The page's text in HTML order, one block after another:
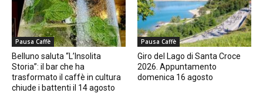
Pausa Caffè
Belluno saluta “L’Insolita
Storia”: il bar che ha
trasformato il caffè in cultura
chiude i battenti il 14 agosto
Pausa Caffè
Giro del Lago di Santa Croce
2026. Appuntamento
domenica 16 agosto